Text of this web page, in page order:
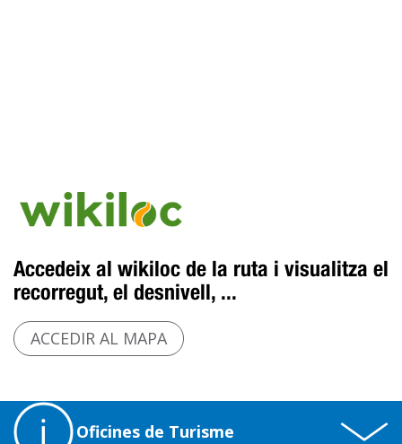
Accedeix al wikiloc de la ruta i visualitza el
recorregut, el desnivell, ...
ACCEDIR AL MAPA
Oficines de Turisme